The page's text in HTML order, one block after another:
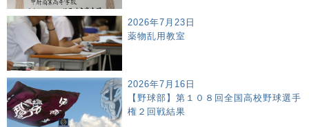
2026年7月23日
薬物乱用教室
2026年7月16日
【野球部】第１０８回全国高校野球選手
権２回戦結果